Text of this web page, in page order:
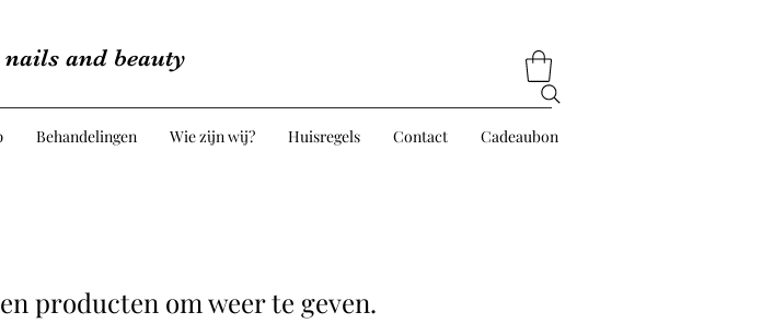
nails and beauty
Behandelingen Wie zijn wij? Huisregels Contact Cadeaubon
producten om weer te geven.